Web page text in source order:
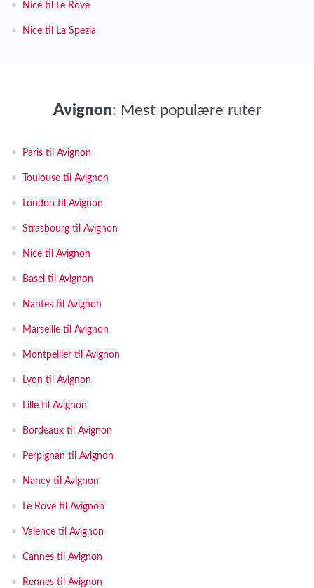
• Nice til Le Rove
• Nice til La Spezia
Avignon: Mest populære ruter
• Paris til Avignon
• Toulouse til Avignon
• London til Avignon
• Strasbourg til Avignon
• Nice til Avignon
• Basel til Avignon
• Nantes til Avignon
• Marseille til Avignon
• Montpellier til Avignon
• Lyon til Avignon
• Lille til Avignon
• Bordeaux til Avignon
• Perpignan til Avignon
• Nancy til Avignon
• Le Rove til Avignon
• Valence til Avignon
• Cannes til Avignon
• Rennes til Avignon